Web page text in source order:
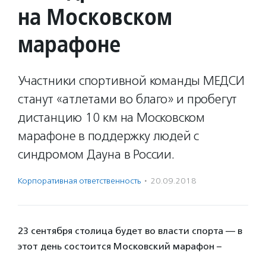
на Московском
марафоне
Участники спортивной команды МЕДСИ
станут «атлетами во благо» и пробегут
дистанцию 10 км на Московском
марафоне в поддержку людей с
синдромом Дауна в России.
Корпоративная ответственность · 20.09.2018
23 сентября столица будет во власти спорта — в
этот день состоится Московский марафон –